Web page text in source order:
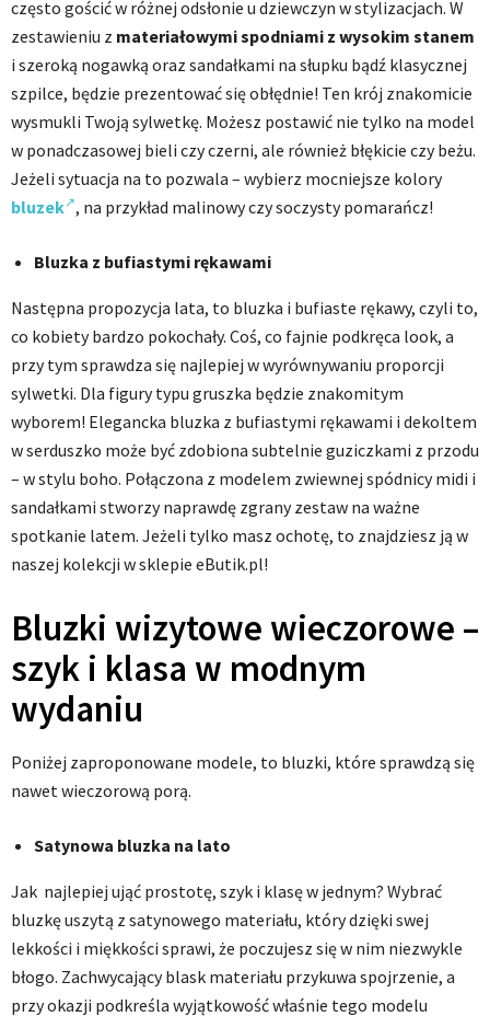
często gościć w różnej odsłonie u dziewczyn w stylizacjach. W
zestawieniu z materiałowymi spodniami z wysokim stanem
i szeroką nogawką oraz sandałkami na słupku bądź klasycznej
szpilce, będzie prezentować się obłędnie! Ten krój znakomicie
wysmukli Twoją sylwetkę. Możesz postawić nie tylko na model
w ponadczasowej bieli czy czerni, ale również błękicie czy beżu.
Jeżeli sytuacja na to pozwala – wybierz mocniejsze kolory
bluzek , na przykład malinowy czy soczysty pomarańcz!
Bluzka z bufiastymi rękawami
Następna propozycja lata, to bluzka i bufiaste rękawy, czyli to,
co kobiety bardzo pokochały. Coś, co fajnie podkręca look, a
przy tym sprawdza się najlepiej w wyrównywaniu proporcji
sylwetki. Dla figury typu gruszka będzie znakomitym
wyborem! Elegancka bluzka z bufiastymi rękawami i dekoltem
w serduszko może być zdobiona subtelnie guziczkami z przodu
– w stylu boho. Połączona z modelem zwiewnej spódnicy midi i
sandałkami stworzy naprawdę zgrany zestaw na ważne
spotkanie latem. Jeżeli tylko masz ochotę, to znajdziesz ją w
naszej kolekcji w sklepie eButik.pl!
Bluzki wizytowe wieczorowe –
szyk i klasa w modnym
wydaniu
Poniżej zaproponowane modele, to bluzki, które sprawdzą się
nawet wieczorową porą.
Satynowa bluzka na lato
Jak najlepiej ująć prostotę, szyk i klasę w jednym? Wybrać
bluzkę uszytą z satynowego materiału, który dzięki swej
lekkości i miękkości sprawi, że poczujesz się w nim niezwykle
błogo. Zachwycający blask materiału przykuwa spojrzenie, a
przy okazji podkreśla wyjątkowość właśnie tego modelu